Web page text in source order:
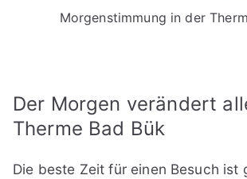
Morgenstimmung in der
Der Morgen verändert
Therme Bad Bük
Die beste Zeit für einen Besuch ist